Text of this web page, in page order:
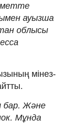
ауызша
облысы
мінез-
бар. Және
Мұнда